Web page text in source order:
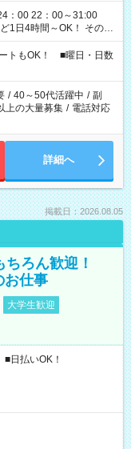
：00 22：00～31:00
時間～OK！ その他
ください！
トもOK！ ■曜日・日数
/ 40～50代活躍中 / 副
上の大量募集 / 電話対応
詳細へ
掲載日：2026.08.05
ろん歓迎！
お仕事
大学生歓迎
日払いOK！